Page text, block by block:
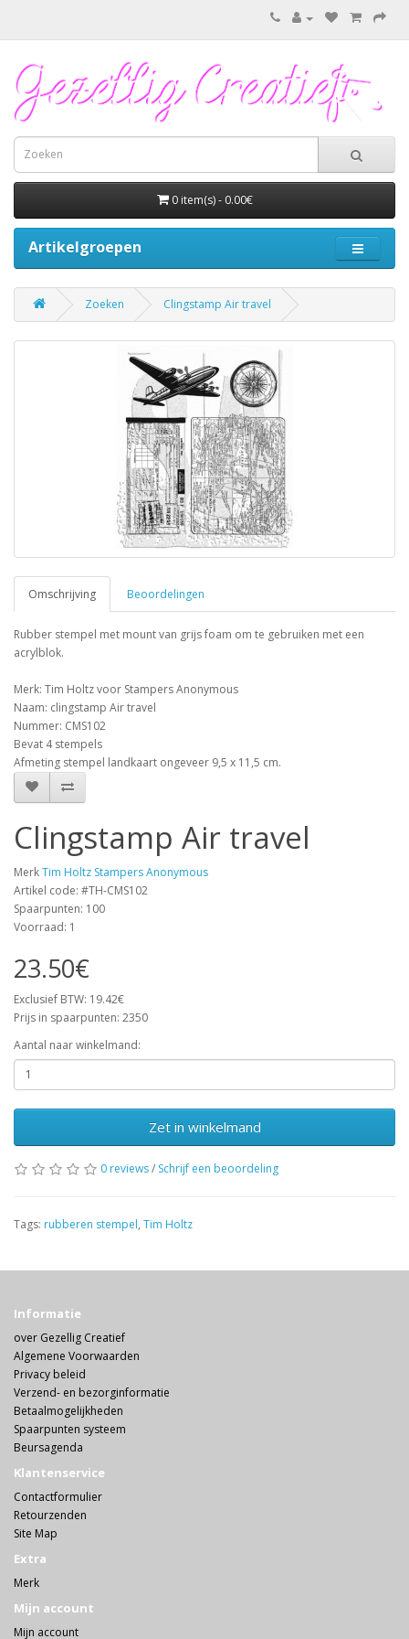
0 item(s) - 0.00€
Artikelgroepen
Zoeken Clingstamp Air travel
Omschrijving Beoordelingen
Rubber stempel met mount van grijs foam om te gebruiken met een
acrylblok.
Merk: Tim Holtz voor Stampers Anonymous
Naam: clingstamp Air travel
Nummer: CMS102
Bevat 4 stempels
Afmeting stempel landkaart ongeveer 9,5 x 11,5 cm.
Clingstamp Air travel
MerkTim Holtz Stampers Anonymous
Artikel code: #TH-CMS102
Spaarpunten: 100
Voorraad: 1
23.50€
Exclusief BTW: 19.42€
Prijs in spaarpunten: 2350
Aantal naar winkelmand:
Zet in winkelmand
0 reviews/ Schrijf een beoordeling
Tags: rubberen stempel, Tim Holtz
Informatie
over Gezellig Creatief
Algemene Voorwaarden
Privacy beleid
Verzend- en bezorginformatie
Betaalmogelijkheden
Spaarpunten systeem
Beursagenda
Klantenservice
Contactformulier
Retourzenden
Site Map
Extra
Merk
Mijn account
Mijn account